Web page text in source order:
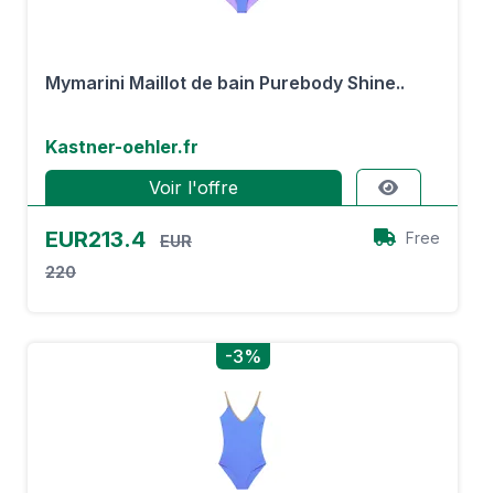
Mymarini Maillot de bain Purebody Shine..
Kastner-oehler.fr
Voir l'offre
EUR213.4
EUR
220
Free
-3%